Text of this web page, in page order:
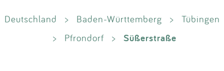
Deutschland > Baden-Württemberg >
Tübingen
>
Pfrondorf > Süßerstraße